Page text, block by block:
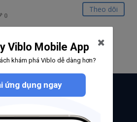
0
Theo dõi
1 2
Viblo Mobile App
khám phá Viblo dễ dàng hơn?
ứng dụng ngay